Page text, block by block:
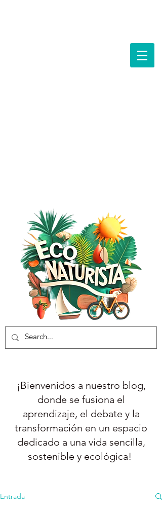
¡Bienvenidos a nuestro blog,
donde se fusiona el
aprendizaje, el debate y la
transformación en un espacio
dedicado a una vida sencilla,
sostenible y ecológica!
Entrada